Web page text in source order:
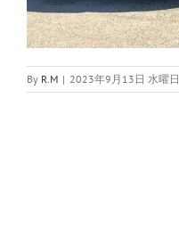
By R.M | 2023年9月13日 水曜日